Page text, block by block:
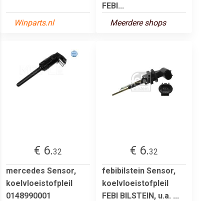
Winparts.nl
FEBI...
Meerdere shops
€ 6.32
mercedes Sensor,
koelvloeistofpleil
0148990001
€ 6.32
febibilstein Sensor,
koelvloeistofpleil
FEBI BILSTEIN, u.a. ...